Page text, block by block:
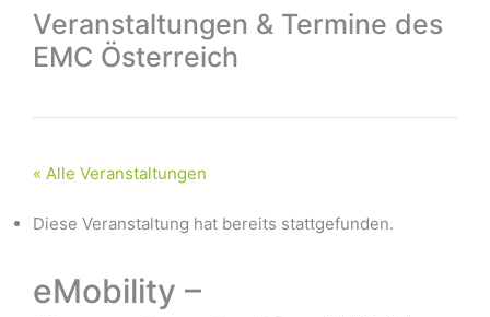
Veranstaltungen & Termine des
EMC Österreich
« Alle Veranstaltungen
Diese Veranstaltung hat bereits stattgefunden.
eMobility –